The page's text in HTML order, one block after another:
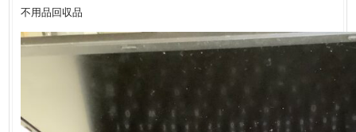
不用品回収品